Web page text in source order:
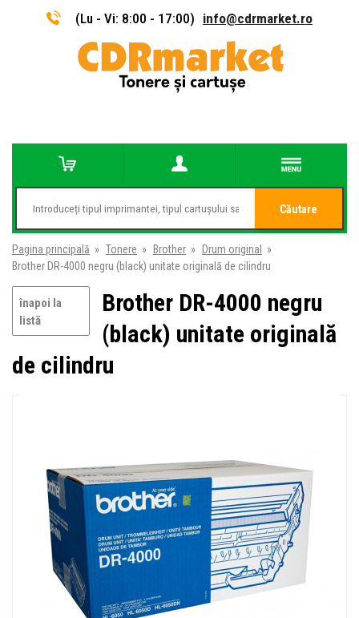
(Lu - Vi: 8:00 - 17:00) info@cdrmarket.ro
Căutare
Pagina principală » Tonere » Brother » Drum original
»
Brother DR-4000 negru (black) unitate originală de cilindru
înapoi la
listă
Brother DR-4000 negru
(black) unitate originală
de cilindru